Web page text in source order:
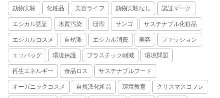
動物実験 化粧品 美容ライフ 動物実験なし 認証マーク
エシカル認証 水質汚染 珊瑚 サンゴ サステナブル化粧品
エシカルコスメ 自然派 エシカル消費 美容 ファッション
エコバッグ 環境保護 プラスチック削減 環境問題
再生エネルギー 食品ロス サステナブルフード
オーガニックコスメ 自然派化粧品 環境教育 クリスマスコフレ